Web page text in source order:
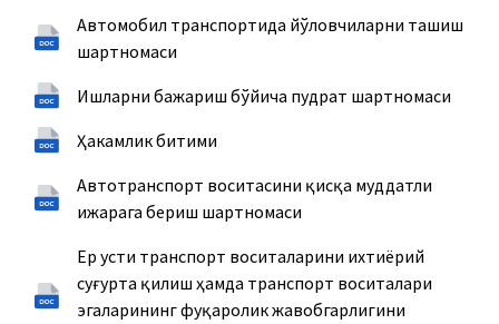
Автомобил транспортида йўловчиларни ташиш
шартномаси
Ишларни бажариш бўйича пудрат шартномаси
Ҳакамлик битими
Автотранспорт воситасини қисқа муддатли
ижарага бериш шартномаси
Ер усти транспорт воситаларини ихтиёрий
суғурта қилиш ҳамда транспорт воситалари
эгаларининг фуқаролик жавобгарлигини